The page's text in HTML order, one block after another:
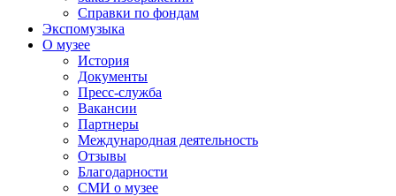
Справки по фондам
Экспомузыка
О музее
История
Документы
Пресс-служба
Вакансии
Партнеры
Международная деятельность
Отзывы
Благодарности
СМИ о музее